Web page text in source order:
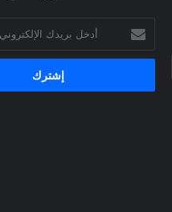
بريدك
الإلكتروني